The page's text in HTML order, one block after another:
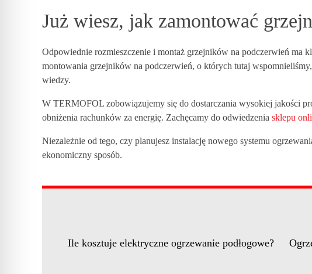
i
k
ó
w
Już wiesz, jak zamontować
Odpowiednie rozmieszczenie i montaż grzejników na podczerwień ma
montowania grzejników na podczerwień, o których tutaj
wiedzy.
W TERMOFOL zobowiązujemy się do dostarczania wysokiej jakości
obniżenia rachunków za energię. Zachęcamy do odwiedzenia sklepu
Niezależnie od tego, czy planujesz instalację nowego systemu
ekonomiczny sposób.
Ile kosztuje elektryczne ogrzewanie podłogowe?